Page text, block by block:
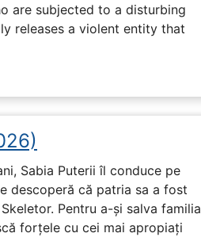
are subjected to a disturbing
releases a violent entity that
Sabia Puterii îl conduce pe
descoperă că patria sa a fost
Pentru a-și salva familia
forțele cu cei mai apropiați